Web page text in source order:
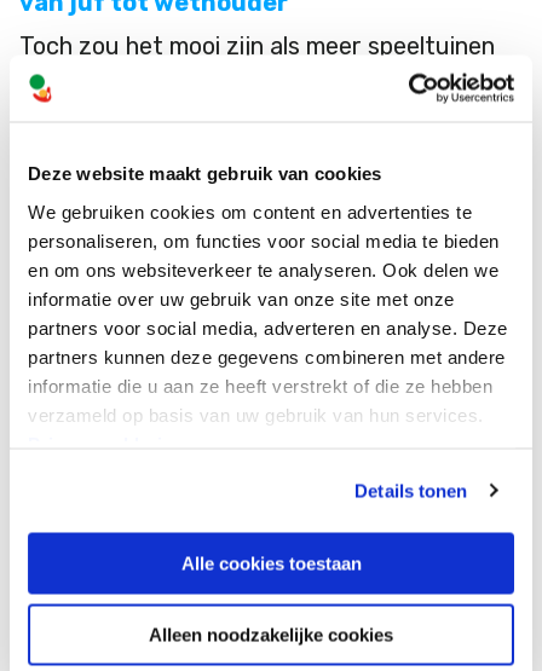
Deze website maakt gebruik van cookies
We gebruiken cookies om content en advertenties te
personaliseren, om functies voor social media te bieden
en om ons websiteverkeer te analyseren. Ook delen we
informatie over uw gebruik van onze site met onze
partners voor social media, adverteren en analyse. Deze
partners kunnen deze gegevens combineren met andere
informatie die u aan ze heeft verstrekt of die ze hebben
verzameld op basis van uw gebruik van hun services.
Details tonen
Alle cookies toestaan
Alleen noodzakelijke cookies
Toch zou het mooi zijn als meer speeltuinen
toegankelijk worden. En dat bereiken de
buurtsportcoach van Sportbedrijf Noordwijk
en ‘Noordwijk voor Iedereen’ hielpen mee met
het testten van de speeltuin. Wethouder
Dennis Salman en 3 gemeenteambtenaren
legden hun oor te luister bij de kinderen én
speelden actief mee. De wethouder ging
Aan het eind deelden de kinderen hun
bevindingen. Waarop de wethouder beloofde
de aanpassingen waar mogelijk door te
voeren en ook vooral bij de bouw van nieuwe